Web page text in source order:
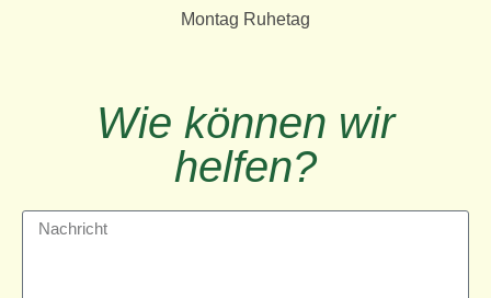
Montag Ruhetag
Wie können wir
helfen?